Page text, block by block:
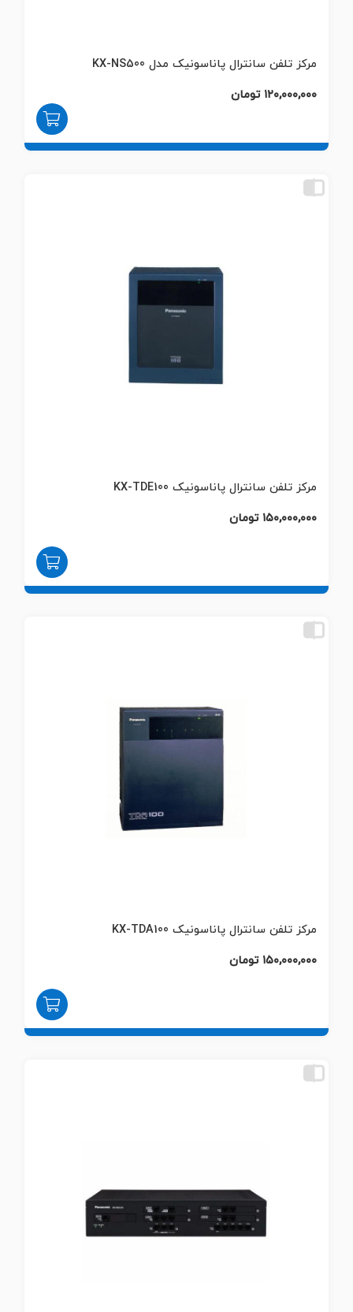
مرکز تلفن سانترال پاناسونیک مدل KX-NS500
۱۲۰,۰۰۰,۰۰۰ تومان
مرکز تلفن سانترال پاناسونیک KX-TDE100
۱۵۰,۰۰۰,۰۰۰ تومان
مرکز تلفن سانترال پاناسونیک KX-TDA100
۱۵۰,۰۰۰,۰۰۰ تومان